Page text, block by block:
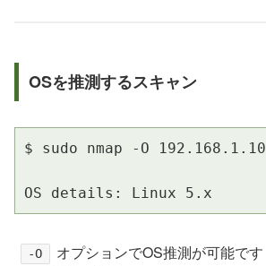
OSを推測するスキャン
$ sudo nmap -O 192.168.1.10
OS details: Linux 5.x
-O
オプションでOS推測が可能です